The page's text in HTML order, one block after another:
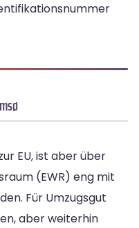
EU, ist aber über
(EWR) eng mit
Für Umzugsgut
aber weiterhin